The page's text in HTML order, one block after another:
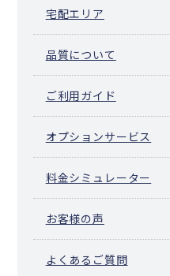
宅配エリア
品質について
ご利用ガイド
オプションサービス
料金シミュレーター
お客様の声
よくあるご質問